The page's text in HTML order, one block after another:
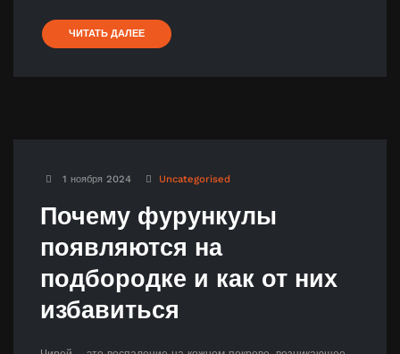
ЧИТАТЬ ДАЛЕЕ
1 ноября 2024 Uncategorised
Почему фурункулы
появляются на
подбородке и как от них
избавиться